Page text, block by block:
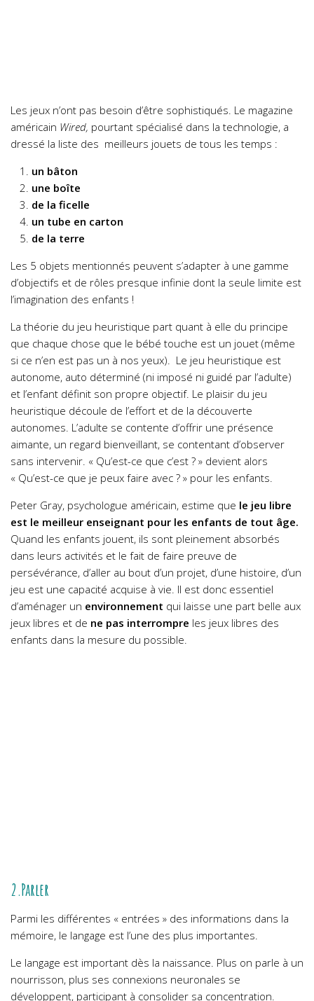
Les jeux n’ont pas besoin d’être sophistiqués. Le magazine
américain Wired, pourtant spécialisé dans la technologie, a
dressé la liste des meilleurs jouets de tous les temps :
un bâton
une boîte
de la ficelle
un tube en carton
de la terre
Les 5 objets mentionnés peuvent s’adapter à une gamme
d’objectifs et de rôles presque infinie dont la seule limite est
l’imagination des enfants !
La théorie du jeu heuristique part quant à elle du principe
que chaque chose que le bébé touche est un jouet (même
si ce n’en est pas un à nos yeux). Le jeu heuristique est
autonome, auto déterminé (ni imposé ni guidé par l’adulte)
et l’enfant définit son propre objectif. Le plaisir du jeu
heuristique découle de l’effort et de la découverte
autonomes. L’adulte se contente d’offrir une présence
aimante, un regard bienveillant, se contentant d’observer
sans intervenir. « Qu’est-ce que c’est ? » devient alors
« Qu’est-ce que je peux faire avec ? » pour les enfants.
Peter Gray, psychologue américain, estime que le jeu libre
est le meilleur enseignant pour les enfants de tout âge.
Quand les enfants jouent, ils sont pleinement absorbés
dans leurs activités et le fait de faire preuve de
persévérance, d’aller au bout d’un projet, d’une histoire, d’un
jeu est une capacité acquise à vie. Il est donc essentiel
d’aménager un environnement qui laisse une part belle aux
jeux libres et de ne pas interrompre les jeux libres des
enfants dans la mesure du possible.
2.Parler
Parmi les différentes « entrées » des informations dans la
mémoire, le langage est l’une des plus importantes.
Le langage est important dès la naissance. Plus on parle à un
nourrisson, plus ses connexions neuronales se
développent, participant à consolider sa concentration.